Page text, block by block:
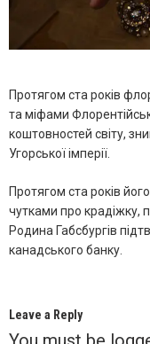
Протягом ста років
та міфами
коштовностей світу,
Угорської імперії.
Протягом ста років
чутками про крадіжку,
Родина Габсбургів
канадського банку.
Leave a Reply